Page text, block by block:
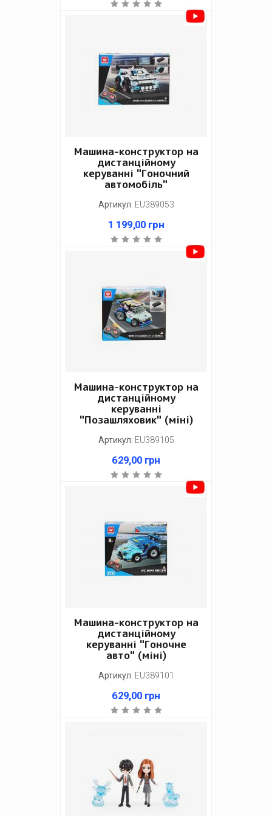
Машина-конструктор на
дистанційному
керуванні "Гоночний
автомобіль"
Артикул: EU389053
1 199,00 грн
Машина-конструктор на
дистанційному
керуванні
"Позашляховик" (міні)
Артикул: EU389105
629,00 грн
Машина-конструктор на
дистанційному
керуванні "Гоночне
авто" (міні)
Артикул: EU389101
629,00 грн